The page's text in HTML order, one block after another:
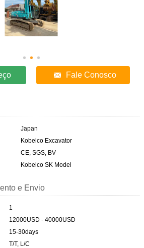
Fale Conosco
Japan
Kobelco Excavator
CE, SGS, BV
Kobelco SK Model
e Envio
1
12000USD - 40000USD
15-30days
T/T, L/C